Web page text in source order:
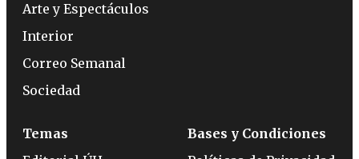
Arte y Espectáculos
Interior
Correo Semanal
Sociedad
Temas
Bases y Condiciones